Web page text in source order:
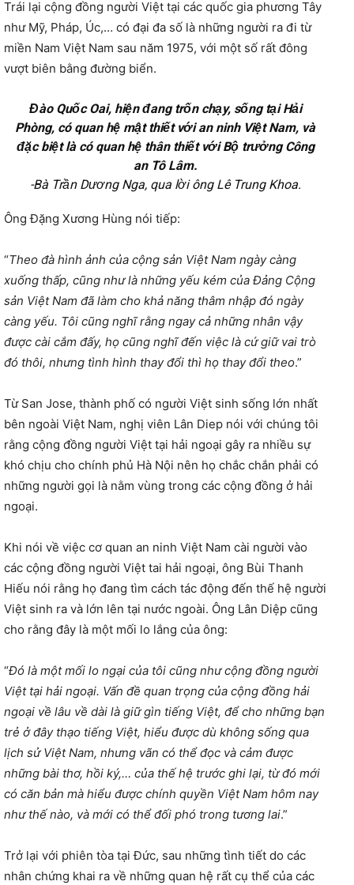
Trái lại cộng đồng người Việt tại các quốc gia phương Tây
như Mỹ, Pháp, Úc,… có đại đa số là những người ra đi từ
miền Nam Việt Nam sau năm 1975, với một số rất đông
vượt biên bằng đường biển.
Đào Quốc Oai, hiện đang trốn chạy, sống tại Hải
Phòng, có quan hệ mật thiết với an ninh Việt Nam, và
đặc biệt là có quan hệ thân thiết với Bộ trưởng Công
an Tô Lâm.
-Bà Trần Dương Nga, qua lời ông Lê Trung Khoa.
Ông Đặng Xương Hùng nói tiếp:
“Theo đà hình ảnh của cộng sản Việt Nam ngày càng
xuống thấp, cũng như là những yếu kém của Đảng Cộng
sản Việt Nam đã làm cho khả năng thâm nhập đó ngày
càng yếu. Tôi cũng nghĩ rằng ngay cả những nhân vậy
được cài cắm đấy, họ cũng nghĩ đến việc là cứ giữ vai trò
đó thôi, nhưng tình hình thay đổi thì họ thay đổi theo.”
Từ San Jose, thành phố có người Việt sinh sống lớn nhất
bên ngoài Việt Nam, nghị viên Lân Diep nói với chúng tôi
rằng cộng đồng người Việt tại hải ngoại gây ra nhiều sự
khó chịu cho chính phủ Hà Nội nên họ chắc chắn phải có
những người gọi là nằm vùng trong các cộng đồng ở hải
ngoại.
Khi nói về việc cơ quan an ninh Việt Nam cài người vào
các cộng đồng người Việt tai hải ngoại, ông Bùi Thanh
Hiếu nói rằng họ đang tìm cách tác động đến thế hệ người
Việt sinh ra và lớn lên tại nước ngoài. Ông Lân Diệp cũng
cho rằng đây là một mối lo lắng của ông:
“Đó là một mối lo ngại của tôi cũng như cộng đồng người
Việt tại hải ngoại. Vấn đề quan trọng của cộng đồng hải
ngoại về lâu về dài là giữ gìn tiếng Việt, để cho những bạn
trẻ ở đây thạo tiếng Việt, hiểu được dù không sống qua
lịch sử Việt Nam, nhưng vãn có thể đọc và cảm được
những bài thơ, hồi ký,… của thế hệ trước ghi lại, từ đó mới
có căn bản mà hiểu được chính quyền Việt Nam hôm nay
như thế nào, và mới có thể đối phó trong tương lai.”
Trở lại với phiên tòa tại Đức, sau những tình tiết do các
nhân chứng khai ra về những quan hệ rất cụ thể của các